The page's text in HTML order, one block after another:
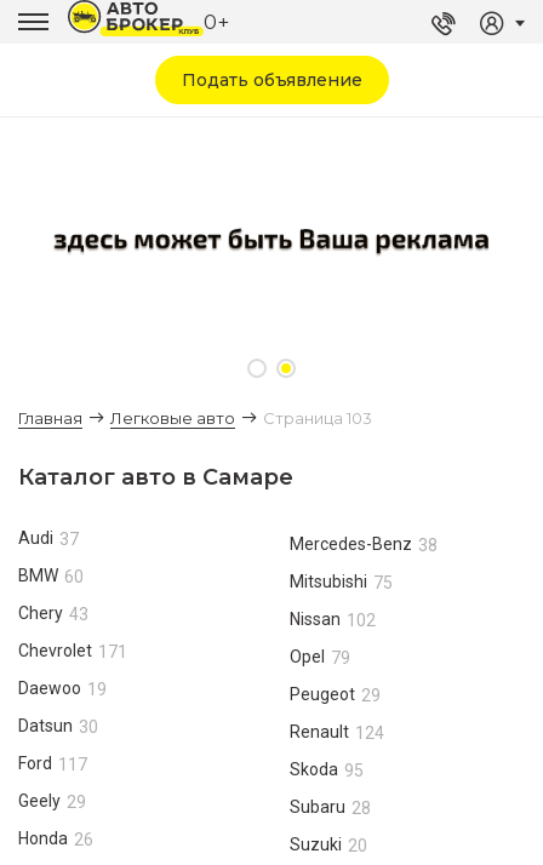
0+
Подать объявление
Главная Легковые авто Страница 103
Каталог авто в Самаре
Audi 37
BMW 60
Chery 43
Chevrolet 171
Daewoo 19
Datsun 30
Ford 117
Geely 29
Honda 26
Mercedes-Benz 38
Mitsubishi 75
Nissan 102
Opel
79
Peugeot 29
Renault 124
Skoda 95
Subaru 28
Suzuki 20